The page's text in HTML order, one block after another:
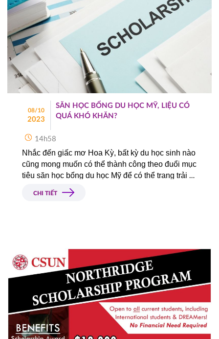
08/10
2023
SĂN HỌC BỔNG DU HỌC MỸ, LIỆU CÓ
QUÁ KHÓ KHĂN?
14h58
Nhắc đến giấc mơ Hoa Kỳ, bất kỳ du học sinh nào
cũng mong muốn có thể thành công theo đuổi mục
tiêu săn học bổng du học Mỹ để có thể trang trải
phần nào tài chính trong suốt quá trình học. Đồng
thời, những suất học bổng danh giá cũng là niềm
CHI TIẾT